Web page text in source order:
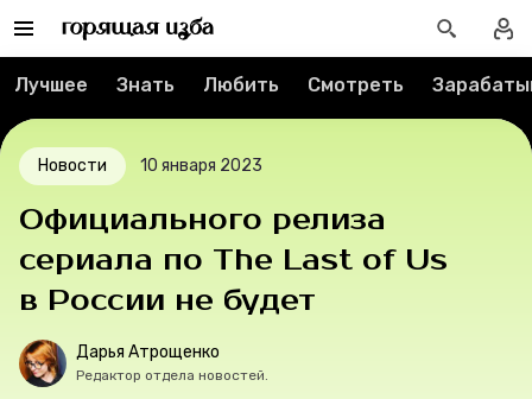
Реклама
Спецпроекты
Вакансии
Контакты
О проекте
Лучшее Знать Любить Смотреть
Новости 10 января 2023
Официального релиза
сериала по The Last of Us
в России не будет
Дарья Атрощенко
Редактор отдела новостей.